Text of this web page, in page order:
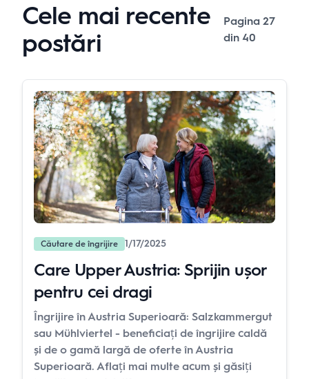
Cele mai recente
postări
Pagina 27
din 40
Căutare de îngrijire 1/17/2025
Care Upper Austria: Sprijin ușor
pentru cei dragi
Îngrijire în Austria Superioară: Salzkammergut
sau Mühlviertel - beneficiați de îngrijire caldă
și de o gamă largă de oferte în Austria
Superioară. Aflați mai multe acum și găsiți